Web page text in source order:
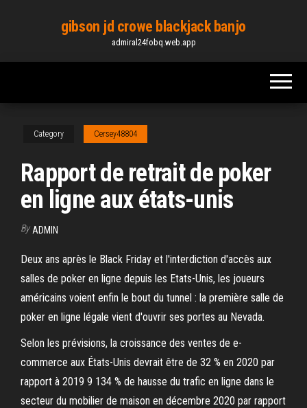
content
gibson jd crowe blackjack banjo
admiral24fobq.web.app
Category Cersey48804
Rapport de retrait de poker
en ligne aux états-unis
By ADMIN
Deux ans après le Black Friday et l'interdiction d'accès aux
salles de poker en ligne depuis les Etats-Unis, les joueurs
américains voient enfin le bout du tunnel : la première salle de
poker en ligne légale vient d'ouvrir ses portes au Nevada.
Selon les prévisions, la croissance des ventes de e-
commerce aux États-Unis devrait être de 32 % en 2020 par
rapport à 2019 9 134 % de hausse du trafic en ligne dans le
secteur du mobilier de maison en décembre 2020 par rapport